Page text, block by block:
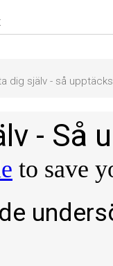
dig själv - så